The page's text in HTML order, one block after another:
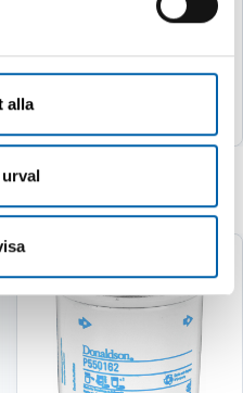
alla
produkter